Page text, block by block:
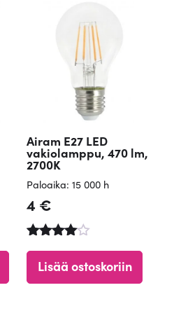
Airam E27 LED
vakiolamppu, 470 lm,
2700K
Paloaika: 15 000 h
4 €
tuotteesta
4.84
Lisää ostoskoriin